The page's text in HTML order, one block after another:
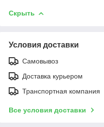
Скрыть
Условия доставки
Самовывоз
Доставка курьером
Транспортная компания
Все условия доставки